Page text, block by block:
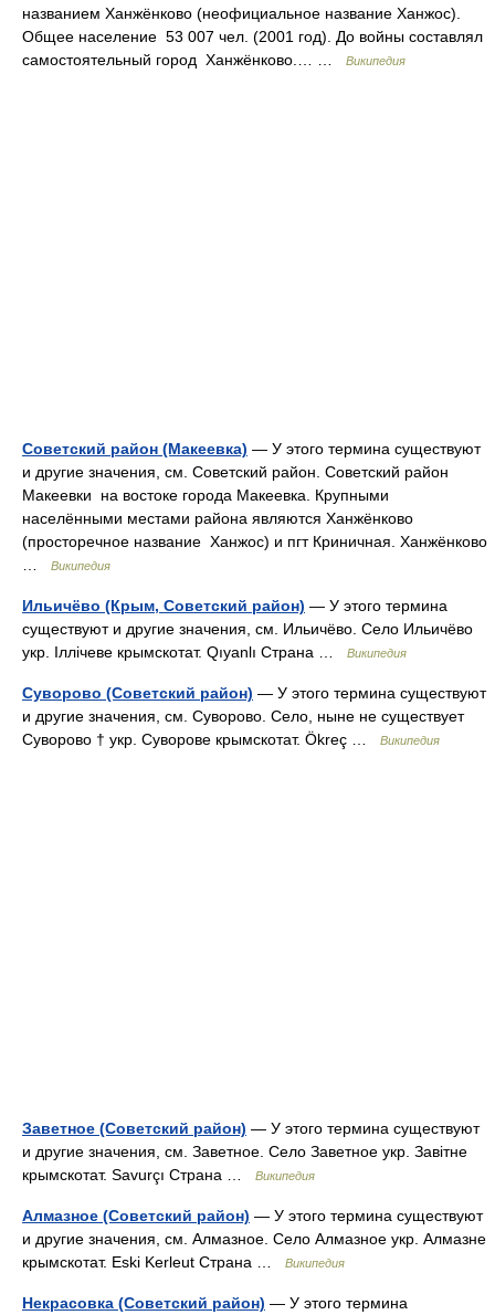
названием Ханжёнково (неофициальное название Ханжос).
Общее население 53 007 чел. (2001 год). До войны составлял
самостоятельный город Ханжёнково.… …
Википедия
Советский район (Макеевка) — У этого термина существуют
и другие значения, см. Советский район. Советский район
Макеевки на востоке города Макеевка. Крупными
населёнными местами района являются Ханжёнково
(просторечное название Ханжос) и пгт Криничная. Ханжёнково
Википедия
Ильичёво (Крым, Советский район) — У этого термина
существуют и другие значения, см. Ильичёво. Село Ильичёво
укр. Іллічеве крымскотат. Qıyanlı Страна …
Википедия
Суворово (Советский район) — У этого термина существуют
и другие значения, см. Суворово. Село, ныне не существует
Суворово † укр. Суворове крымскотат. Ökreç …
Википедия
Заветное (Советский район) — У этого термина существуют
и другие значения, см. Заветное. Село Заветное укр. Завітне
крымскотат. Savurçı Страна …
Википедия
Алмазное (Советский район) — У этого термина существуют
и другие значения, см. Алмазное. Село Алмазное укр. Алмазне
крымскотат. Eski Kerleut Страна …
Википедия
Некрасовка (Советский район) — У этого термина